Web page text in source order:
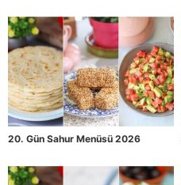
20. Gün Sahur Menüsü 2026